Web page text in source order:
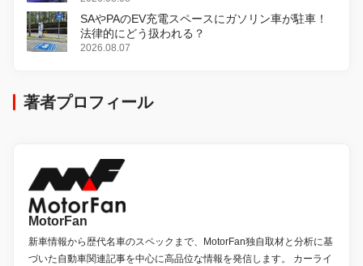
SAやPAのEV充電スペースにガソリン車が駐車！
法律的にどう扱われる？
2026.08.07
著者プロフィール
MotorFan
新車情報から歴代名車のスペックまで、MotorFan独自取材と分析に基
づいた自動車関連記事を中心に高品位な情報を発信します。 カーライ